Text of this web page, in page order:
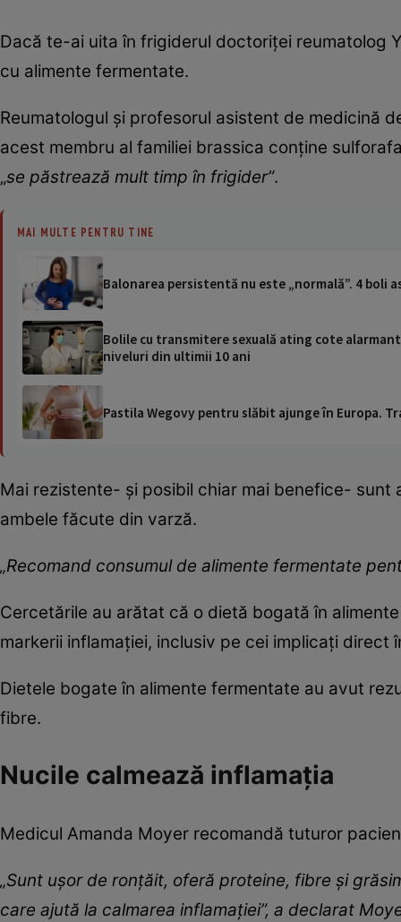
Dacă te-ai uita în frigiderul doctoriței reumatolog
cu alimente fermentate.
Reumatologul și profesorul asistent de medicină
acest membru al familiei brassica conține
„se păstrează mult timp în frigider”.
MAI MULTE PENTRU TINE
Balonarea persistentă nu este „normală”. 4 boli
Bolile cu transmitere sexuală ating cote
niveluri din ultimii 10 ani
Pastila Wegovy pentru slăbit ajunge în Europa.
Mai rezistente- și posibil chiar mai benefice-
ambele făcute din varză.
„Recomand consumul de alimente fermentate
Cercetările au arătat că o dietă bogată în
markerii inflamației, inclusiv pe cei implicați direct
Dietele bogate în alimente fermentate au avut
fibre.
Nucile calmează inflamația
Medicul Amanda Moyer recomandă tuturor
„Sunt ușor de ronțăit, oferă proteine, fibre și
care ajută la calmarea inflamației”, a declarat